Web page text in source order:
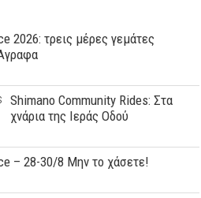
2026: τρεις μέρες γεμάτες
Shimano Community Rides: Στα
χνάρια της Ιεράς Οδού
– 28-30/8 Μην το χάσετε!